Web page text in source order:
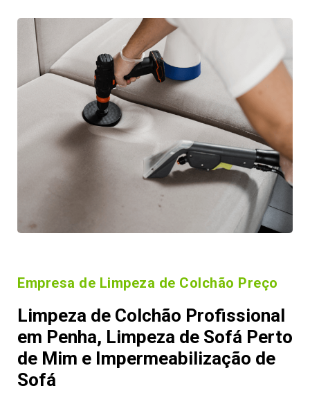
Empresa de Limpeza de Colchão Preço
Limpeza de Colchão Profissional
em Penha, Limpeza de Sofá Perto
de Mim e Impermeabilização de
Sofá